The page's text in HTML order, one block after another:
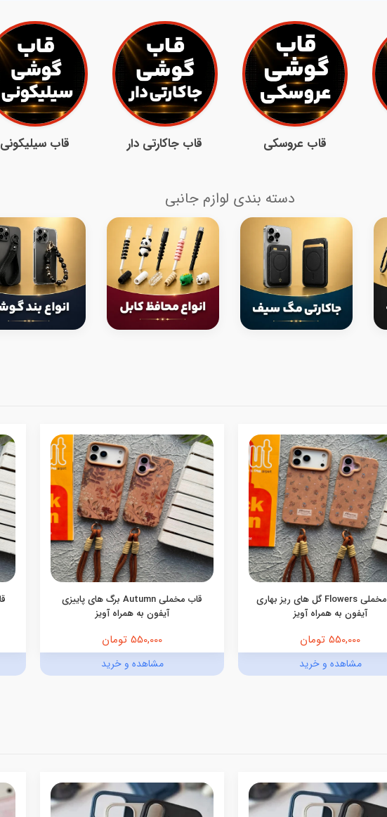
قاب عروسکی قاب جاکارتی دار قاب سیلیکونی
دسته بندی لوازم جانبی
قاب مخملی Flowers گل های ریز بهاری
آیفون به همراه آویز
550,000 تومان
مشاهده و خرید
قاب مخملی Autumn برگ های پاییزی
آیفون به همراه آویز
550,000 تومان
مشاهده و خرید